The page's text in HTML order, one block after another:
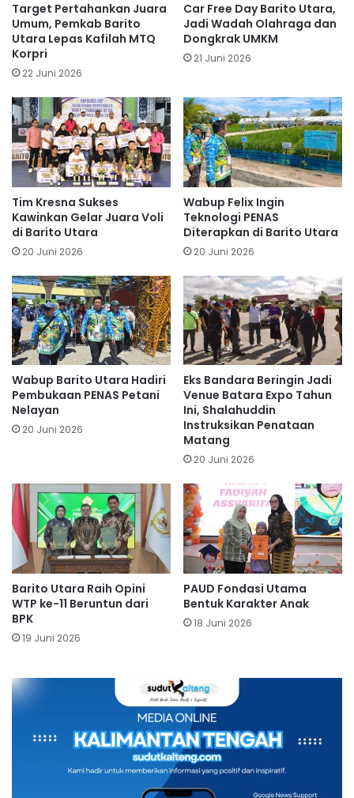
Target Pertahankan Juara
Umum, Pemkab Barito
Utara Lepas Kafilah MTQ
Korpri
22 Juni 2026
Car Free Day Barito Utara,
Jadi Wadah Olahraga dan
Dongkrak UMKM
21 Juni 2026
Tim Kresna Sukses
Kawinkan Gelar Juara Voli
di Barito Utara
20 Juni 2026
Wabup Felix Ingin
Teknologi PENAS
Diterapkan di Barito Utara
20 Juni 2026
Wabup Barito Utara Hadiri
Pembukaan PENAS Petani
Nelayan
20 Juni 2026
Eks Bandara Beringin Jadi
Venue Batara Expo Tahun
Ini, Shalahuddin
Instruksikan Penataan
Matang
20 Juni 2026
Barito Utara Raih Opini
WTP ke-11 Beruntun dari
BPK
19 Juni 2026
PAUD Fondasi Utama
Bentuk Karakter Anak
18 Juni 2026